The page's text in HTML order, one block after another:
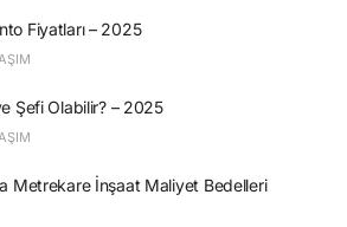
Fiyatları – 2025
Şefi Olabilir? – 2025
Metrekare İnşaat Maliyet Bedelleri